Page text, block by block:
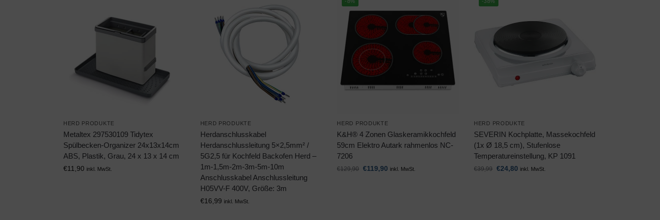
HERD PRODUKTE
Metaltex 297530109 Tidytex
Spülbecken-Organizer 24x13x14cm
ABS, Plastik, Grau, 24 x 13 x 14 cm
€11,90 inkl. MwSt.
HERD PRODUKTE
Herdanschlusskabel
Herdanschlussleitung 5×2,5mm² /
5G2,5 für Kochfeld Backofen Herd –
1m-1,5m-2m-3m-5m-10m
Anschlusskabel Anschlussleitung
H05VV-F 400V, Größe: 3m
€16,99 inkl. MwSt.
HERD PRODUKTE
K&H® 4 Zonen Glaskeramikkochfeld
59cm Elektro Autark rahmenlos NC-
7206
€129,90 €119,90 inkl. MwSt.
HERD PRODUKTE
SEVERIN Kochplatte, Massekochfeld
(1x Ø 18,5 cm), Stufenlose
Temperatureinstellung, KP 1091
€39,99 €24,80 inkl. MwSt.